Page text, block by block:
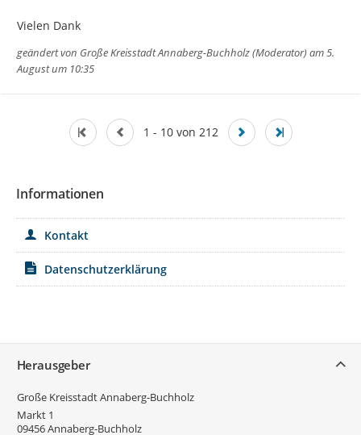
Vielen Dank
geändert von Große Kreisstadt Annaberg-Buchholz (Moderator)am 5.
August um 10:35
1 - 10 von 212
Informationen
Kontakt
Datenschutzerklärung
Herausgeber
Große Kreisstadt Annaberg-Buchholz
Markt 1
09456Annaberg-Buchholz